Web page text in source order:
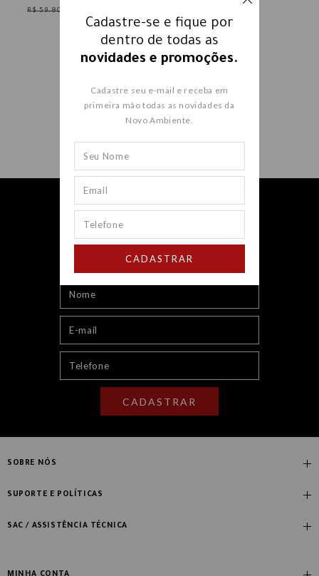
R$ 59.800,00
Receba nossos e-mails e fique
por dentro
novidades e promoções.
CADASTRAR
SOBRE NÓS
Quem Somos
SUPORTE E POLÍTICAS
Compre com Especialista
SAC / ASSISTÊNCIA TÉCNICA
Cadastre-se e fique por
dentro de todas as
novidades e promoções.
Cadastre seu e-mail e receba em
primeira mão todas as novidades da
Novo Ambiente.
CADASTRAR